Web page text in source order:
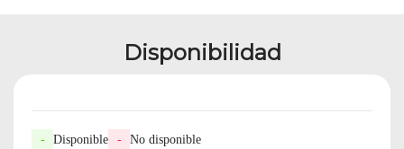
Disponibilidad
- Disponible - No disponible